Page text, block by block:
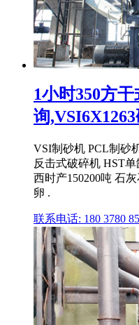
1小时350方
询
VSI制砂机 PCL制砂
反击式破碎机 HST
西时产150200吨 石
卵 .
联系电话: 180 3780